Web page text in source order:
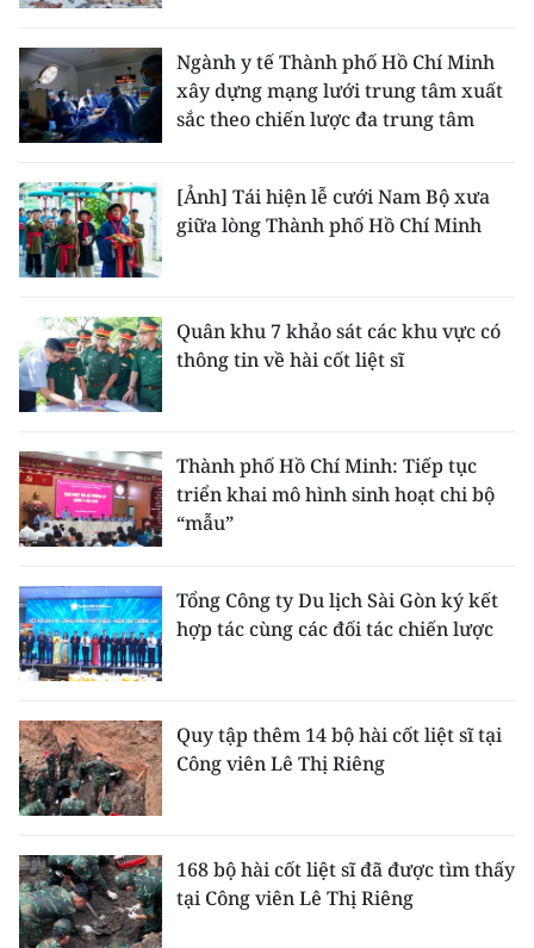
Ngành y tế Thành phố Hồ Chí Minh
xây dựng mạng lưới trung tâm xuất
sắc theo chiến lược đa trung tâm
[Ảnh] Tái hiện lễ cưới Nam Bộ xưa
giữa lòng Thành phố Hồ Chí Minh
Quân khu 7 khảo sát các khu vực có
thông tin về hài cốt liệt sĩ
Thành phố Hồ Chí Minh: Tiếp tục
triển khai mô hình sinh hoạt chi bộ
“mẫu”
Tổng Công ty Du lịch Sài Gòn ký kết
hợp tác cùng các đối tác chiến lược
Quy tập thêm 14 bộ hài cốt liệt sĩ tại
Công viên Lê Thị Riêng
168 bộ hài cốt liệt sĩ đã được tìm thấy
tại Công viên Lê Thị Riêng